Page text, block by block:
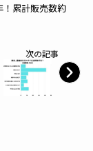
！累計販売数約
次の記事